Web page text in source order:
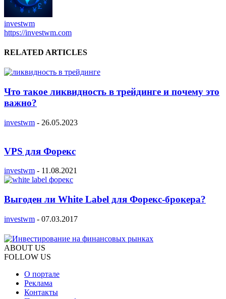
investwm
https://investwm.com
RELATED ARTICLES
Что такое ликвидность в трейдинге и почему это
важно?
investwm - 26.05.2023
VPS для Форекс
investwm - 11.08.2021
Выгоден ли White Label для Форекс-брокера?
investwm - 07.03.2017
ABOUT US
FOLLOW US
О портале
Реклама
Контакты